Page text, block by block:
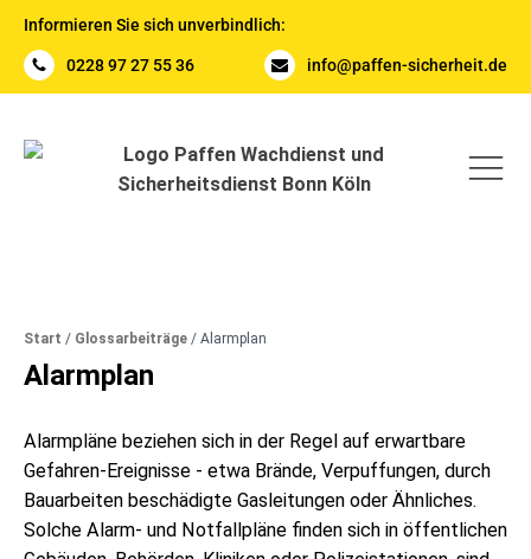
Informieren Sie sich unverbindlich:
0228 97 27 55 36 info@paffen-sicherheit.de
Start / Glossarbeiträge / Alarmplan
Alarmplan
Alarmpläne beziehen sich in der Regel auf erwartbare
Gefahren-Ereignisse - etwa Brände, Verpuffungen, durch
Bauarbeiten beschädigte Gasleitungen oder Ähnliches.
Solche Alarm- und Notfallpläne finden sich in öffentlichen